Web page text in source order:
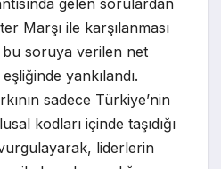
gelen sorulardan
Marşı ile karşılanması
soruya verilen net
yankılandı.
sadece Türkiye’nin
kodları içinde taşıdığı
liderlerin